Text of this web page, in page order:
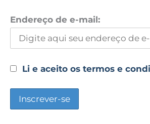
Endereço de e-mail:
Li e aceito os termos e